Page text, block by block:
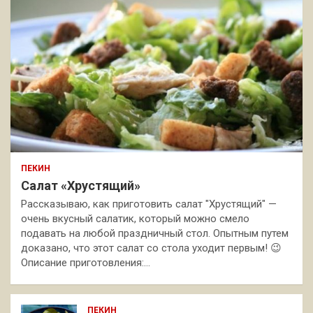
ПЕКИН
Салат «Хрустящий»
Рассказываю, как приготовить салат "Хрустящий" —
очень вкусный салатик, который можно смело
подавать на любой праздничный стол. Опытным путем
доказано, что этот салат со стола уходит первым! 😉
Описание приготовления:…
ПЕКИН